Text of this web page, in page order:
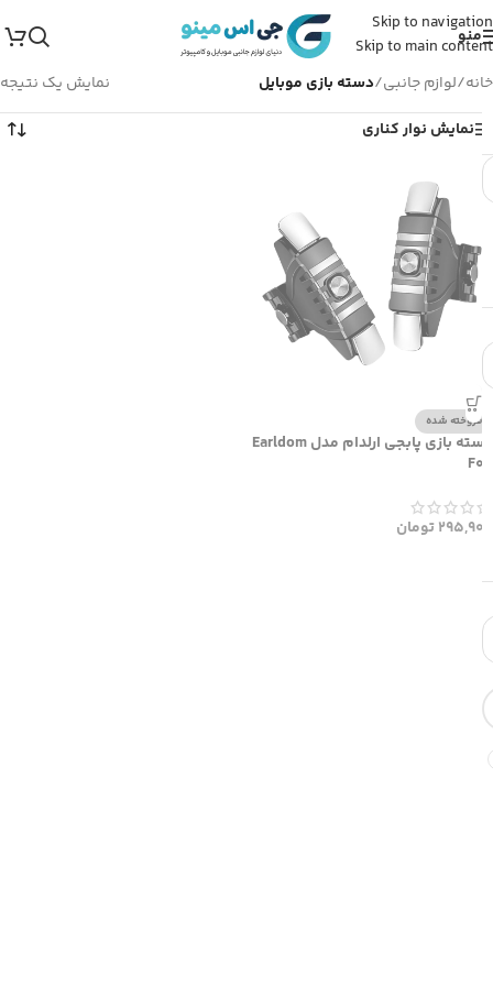
Skip to navigation
Skip to main content
منو
خانه/لوازم جانبی/دسته بازی موبایل
نمایش یک نتیجه
نمایش نوار کناری
فروخته شده
دسته بازی پابجی ارلدام مدل Earldom
F07
295,900تومان